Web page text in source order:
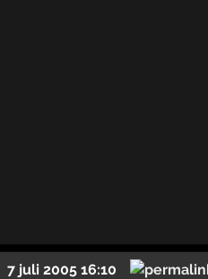
7 juli 2005 16:10